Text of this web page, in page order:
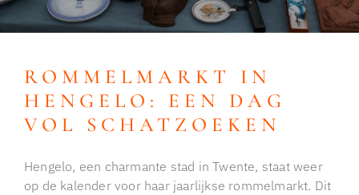
ROMMELMARKT IN
HENGELO: EEN DAG
VOL SCHATZOEKEN
Hengelo, een charmante stad in Twente, staat weer
op de kalender voor haar jaarlijkse rommelmarkt. Dit